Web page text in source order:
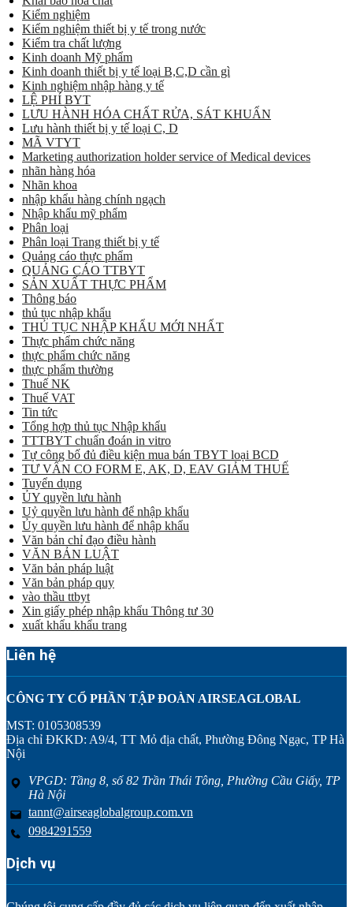
Kiểm nghiệm
Kiểm nghiệm thiết bị y tế trong nước
Kiểm tra chất lượng
Kinh doanh Mỹ phẩm
Kinh doanh thiết bị y tế loại B,C,D cần gì
Kinh nghiệm nhập hàng y tế
LỆ PHÍ BYT
LƯU HÀNH HÓA CHẤT RỬA, SÁT KHUẨN
Lưu hành thiết bị y tế loại C, D
MÃ VTYT
Marketing authorization holder service of Medical devices
nhãn hàng hóa
Nhãn khoa
nhập khẩu hàng chính ngạch
Nhập khẩu mỹ phẩm
Phân loại
Phân loại Trang thiết bị y tế
Quảng cáo thực phẩm
QUẢNG CÁO TTBYT
SẢN XUẤT THỰC PHẨM
Thông báo
thủ tục nhập khẩu
THỦ TỤC NHẬP KHẨU MỚI NHẤT
Thực phẩm chức năng
thực phẩm chức năng
thực phẩm thường
Thuế NK
Thuế VAT
Tin tức
Tổng hợp thủ tục Nhập khẩu
TTTBYT chuẩn đoán in vitro
Tự công bố đủ điều kiện mua bán TBYT loại BCD
TƯ VẤN CO FORM E, AK, D, EAV GIẢM THUẾ
Tuyển dụng
ỦY quyền lưu hành
Uỷ quyền lưu hành để nhập khẩu
Ủy quyền lưu hành để nhập khẩu
Văn bản chỉ đạo điều hành
VĂN BẢN LUẬT
Văn bản pháp luật
Văn bản pháp quy
vào thầu ttbyt
Xin giấy phép nhập khẩu Thông tư 30
xuất khẩu khẩu trang
Liên hệ
CÔNG TY CỔ PHẦN TẬP ĐOÀN AIRSEAGLOBAL
MST: 0105308539
Địa chỉ ĐKKD: A9/4, TT Mỏ địa chất, Phường Đông Ngạc, TP Hà
Nội
VPGD: Tầng 8, số 82 Trần Thái Tông, Phường Cầu Giấy, TP
Hà Nội
tannt@airseaglobalgroup.com.vn
0984291559
Dịch vụ